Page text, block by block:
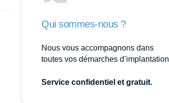
Qui sommes-nous ?
Nous vous accompagnons dans
toutes vos démarches d’implantation
Service confidentiel et gratuit.